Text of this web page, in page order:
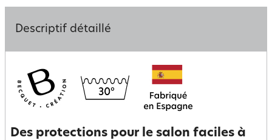
Descriptif détaillé
Des protections pour le salon faciles à